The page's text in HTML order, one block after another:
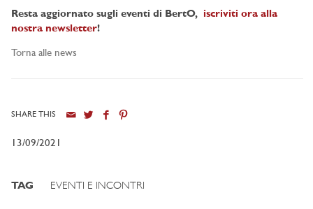
Resta aggiornato sugli eventi di BertO, iscriviti ora alla
nostra newsletter!
Torna alle news
SHARE THIS
13/09/2021
TAG EVENTI E INCONTRI